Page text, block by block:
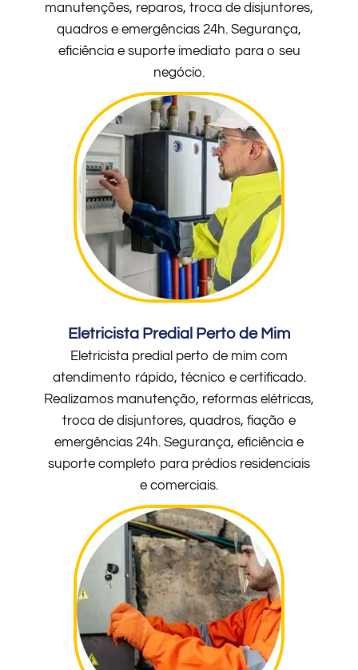
manutenções, reparos, troca de disjuntores,
quadros e emergências 24h. Segurança,
eficiência e suporte imediato para o seu
negócio.
Eletricista Predial Perto de Mim
Eletricista predial perto de mim com
atendimento rápido, técnico e certificado.
Realizamos manutenção, reformas elétricas,
troca de disjuntores, quadros, fiação e
emergências 24h. Segurança, eficiência e
suporte completo para prédios residenciais
e comerciais.